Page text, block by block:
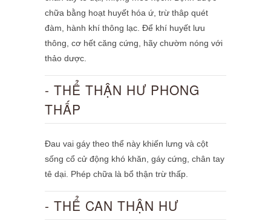
chữa bằng hoạt huyết hóa ứ, trừ thâp quét
đàm, hành khí thông lạc. Để khí huyết lưu
thông, cơ hết căng cứng, hãy chườm nóng với
thảo dược.
- THỂ THẬN HƯ PHONG
THẤP
Đau vai gáy theo thể này khiến lưng và cột
sống cổ cử động khó khăn, gáy cứng, chân tay
tê dại. Phép chữa là bổ thận trừ thấp.
- THỂ CAN THẬN HƯ